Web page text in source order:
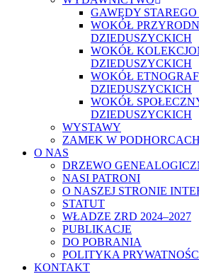
GAWĘDY
WOKÓŁ
DZIEDUSZYCKICH
WOKÓŁ
DZIEDUSZYCKICH
WOKÓŁ
DZIEDUSZYCKICH
WOKÓŁ
DZIEDUSZYCKICH
WYSTAWY
ZAMEK W PODHORCACH
O NAS
DRZEWO
NASI PATRONI
O NASZEJ STRONIE
STATUT
WŁADZE ZRD 2024–2027
PUBLIKACJE
DO POBRANIA
POLITYKA
KONTAKT